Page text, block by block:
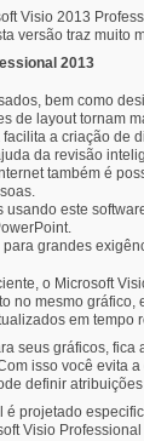
Visio 2013
versão traz muito
2013
bem como
de layout tornam
a criação de
da revisão
também é
usando este
grandes
o Microsoft
no mesmo
em
seus gráficos,
isso você evita
definir
projetado
Visio